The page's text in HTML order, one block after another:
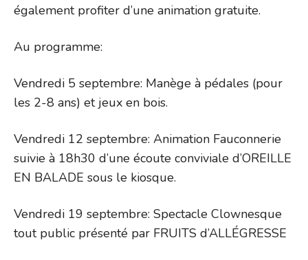
également profiter d’une animation gratuite.
Au programme:
Vendredi 5 septembre: Manège à pédales (pour
les 2-8 ans) et jeux en bois.
Vendredi 12 septembre: Animation Fauconnerie
suivie à 18h30 d’une écoute conviviale d’OREILLE
EN BALADE sous le kiosque.
Vendredi 19 septembre: Spectacle Clownesque
tout public présenté par FRUITS d’ALLÉGRESSE